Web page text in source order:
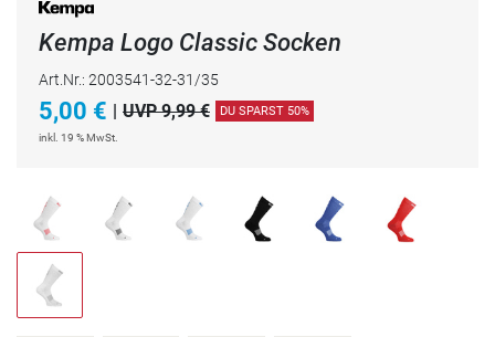
Kempa Logo Classic Socken
Art.Nr.: 2003541-32-31/35
5,00 € | UVP 9,99 € DU SPARST 50%
inkl. 19 % MwSt.